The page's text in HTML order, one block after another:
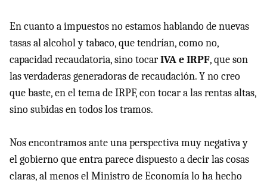
En cuanto a impuestos no estamos hablando de nuevas
tasas al alcohol y tabaco, que tendrían, como no,
capacidad recaudatoria, sino tocarIVAe IRPF, que son
las verdaderas generadoras de recaudación. Y no creo
que baste, en el tema deIRPF, con tocar a las rentas altas,
sino subidas en todos los tramos.
Nos encontramos ante una perspectiva muy negativa y
el gobierno que entra parece dispuesto a decir las cosas
claras, al menos el Ministro de Economía lo ha hecho